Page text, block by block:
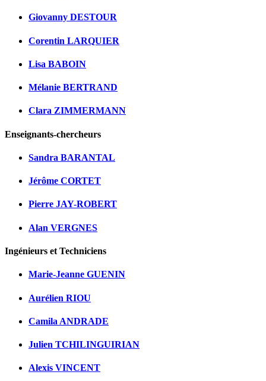
Giovanny DESTOUR
Corentin LARQUIER
Lisa BABOIN
Mélanie BERTRAND
Clara ZIMMERMANN
Enseignants-chercheurs
Sandra BARANTAL
Jérôme CORTET
Pierre JAY-ROBERT
Alan VERGNES
Ingénieurs et Techniciens
Marie-Jeanne GUENIN
Aurélien RIOU
Camila ANDRADE
Julien TCHILINGUIRIAN
Alexis VINCENT